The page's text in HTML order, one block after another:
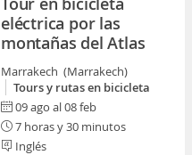
eléctrica por las
montañas del Atlas
Marrakech (Marrakech)
Tours y rutas en bicicleta
09 ago al 08 feb
7 horas y 30 minutos
Inglés